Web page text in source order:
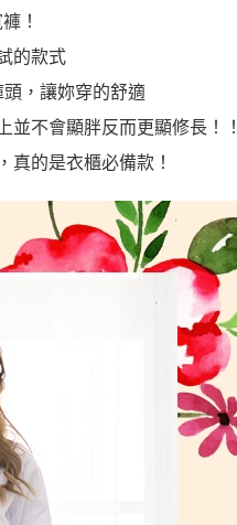
！
的款式
，讓妳穿的舒適
不會顯胖反而更顯修長！！
真的是衣櫃必備款！